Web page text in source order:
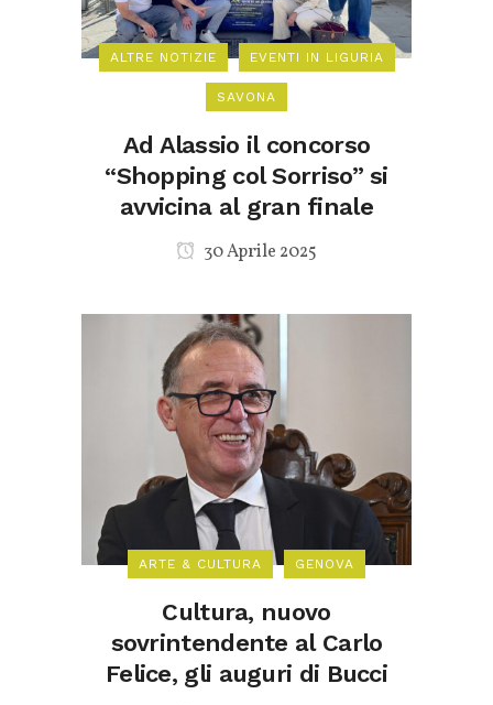
ALTRE NOTIZIE EVENTI IN LIGURIA
SAVONA
Ad Alassio il concorso
“Shopping col Sorriso” si
avvicina al gran finale
30 Aprile 2025
ARTE & CULTURA GENOVA
Cultura, nuovo
sovrintendente al Carlo
Felice, gli auguri di Bucci